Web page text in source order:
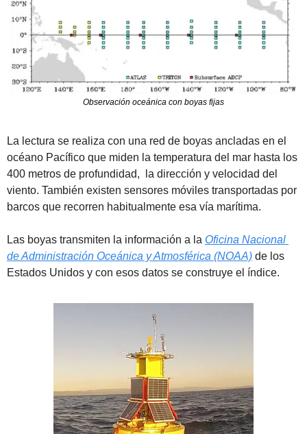
Observación oceánica con boyas fijas
La lectura se realiza con una red de boyas ancladas en el
océano Pacífico que miden la temperatura del mar hasta los
400 metros de profundidad,  la dirección y velocidad del
viento. También existen sensores móviles transportadas por
barcos que recorren habitualmente esa vía marítima.
Las boyas transmiten la información a la Oficina Nacional
de Administración Oceánica y Atmosférica (NOAA) de los
Estados Unidos y con esos datos se construye el índice.